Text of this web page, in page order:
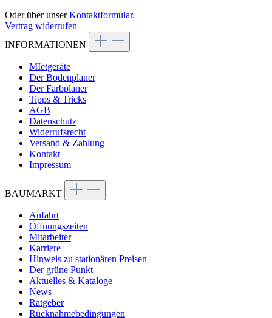
Oder über unserKontaktformular.
Vertrag widerrufen
INFORMATIONEN
MIetgeräte
Der Bodenplaner
Der Farbplaner
Tipps & Tricks
AGB
Datenschutz
Widerrufsrecht
Versand & Zahlung
Kontakt
Impressum
BAUMARKT
Anfahrt
Öffnungszeiten
Mitarbeiter
Karriere
Hinweis zu stationären Preisen
Der grüne Punkt
Aktuelles & Kataloge
News
Ratgeber
Rücknahmebedingungen